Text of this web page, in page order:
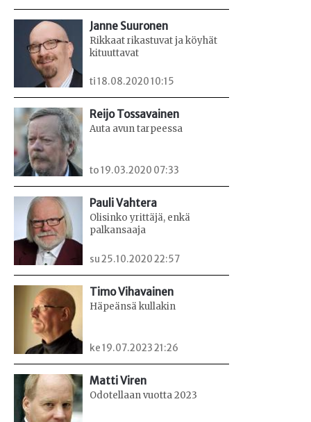
Janne Suuronen
Rikkaat rikastuvat ja köyhät
kituuttavat
ti 18.08.2020 10:15
Reijo Tossavainen
Auta avun tarpeessa
to 19.03.2020 07:33
Pauli Vahtera
Olisinko yrittäjä, enkä
palkansaaja
su 25.10.2020 22:57
Timo Vihavainen
Häpeänsä kullakin
ke 19.07.2023 21:26
Matti Viren
Odotellaan vuotta 2023